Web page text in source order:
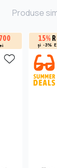
Produse
15%
și -3%